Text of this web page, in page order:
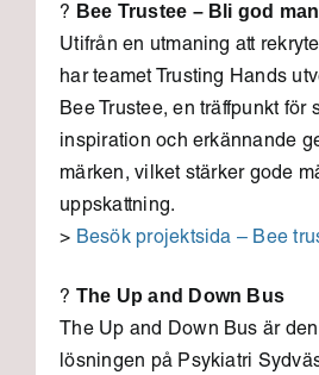
? Bee Trustee – Bli god man
Utifrån en utmaning att
har teamet Trusting Hands
Bee Trustee, en träffpunkt för
inspiration och erkännande
märken, vilket stärker gode
uppskattning.
> Besök projektsida – Bee
? The Up and Down Bus
The Up and Down Bus är
lösningen på Psykiatri